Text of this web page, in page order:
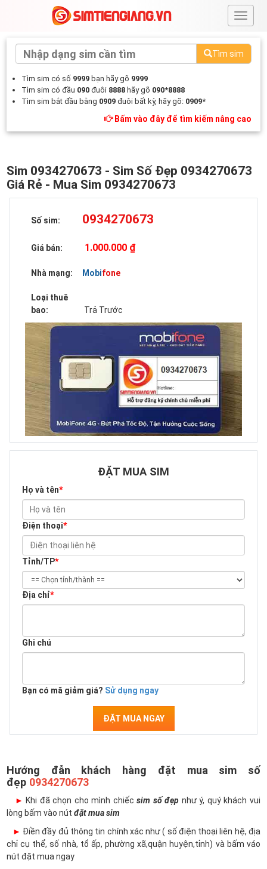
#
Tìm sim
Tìm sim có số 9999 bạn hãy gõ 9999
Tìm sim có đầu 090 đuôi 8888 hãy gõ 090*8888
Tìm sim bắt đầu bằng 0909 đuôi bất kỳ, hãy gõ: 0909*
Bấm vào đây để tìm kiếm nâng cao
Sim 0934270673 - Sim Số Đẹp 0934270673
Giá Rẻ - Mua Sim 0934270673
Số sim: 0934270673
Giá bán: 1.000.000 ₫
Nhà mạng: Mobifone
Loại thuê
bao:
Trả Trước
ĐẶT MUA SIM
Họ và tên*
Điện thoại*
Tỉnh/TP*
Địa chỉ*
Ghi chú
Bạn có mã giảm giá? Sử dụng ngay
ĐẶT MUA NGAY
Hướng đẫn khách hàng đặt mua sim số
đẹp 0934270673
► Khi đã chọn cho mình chiếcsim số đẹp như ý, quý khách vui
lòng bấm vào nút đặt mua sim
► Điền đầy đủ thông tin chính xác như ( số điện thoại liên hệ, địa
chỉ cụ thể, số nhà, tổ ấp, phường xã,quận huyện,tỉnh) và bấm váo
nút đặt mua ngay